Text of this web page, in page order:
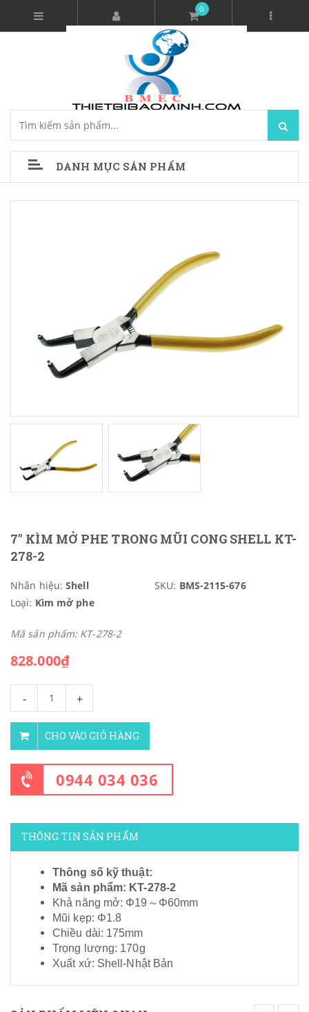
0
DANH MỤC SẢN PHẨM
7" KÌM MỞ PHE TRONG MŨI CONG SHELL KT-
278-2
Nhãn hiệu: Shell SKU: BMS-2115-676
Loại: Kìm mở phe
Mã sản phẩm: KT-278-2
828.000₫
- +
CHO VÀO GIỎ HÀNG
0944 034 036
THÔNG TIN SẢN PHẨM
Thông số kỹ thuật:
Mã sản phẩm: KT-278-2
Khả năng mở: Φ19～Φ60mm
Mũi kẹp: Φ1.8
Chiều dài: 175mm
Trọng lượng: 170g
Xuất xứ: Shell-Nhật Bản